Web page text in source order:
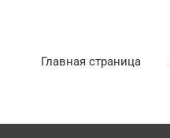
Главная страница